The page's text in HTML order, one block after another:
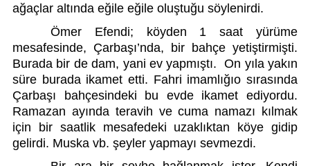
ağaçlar altında eğile eğile oluştuğu söylenirdi.
Ömer Efendi; köyden 1 saat yürüme
mesafesinde, Çarbaşı’nda, bir bahçe yetiştirmişti.
Burada bir de dam, yani ev yapmıştı.  On yıla yakın
süre burada ikamet etti. Fahri imamlığıo sırasında
Çarbaşı bahçesindeki bu evde ikamet ediyordu.
Ramazan ayında teravih ve cuma namazı kılmak
için bir saatlik mesafedeki uzaklıktan köye gidip
gelirdi. Muska vb. şeyler yapmayı sevmezdi.